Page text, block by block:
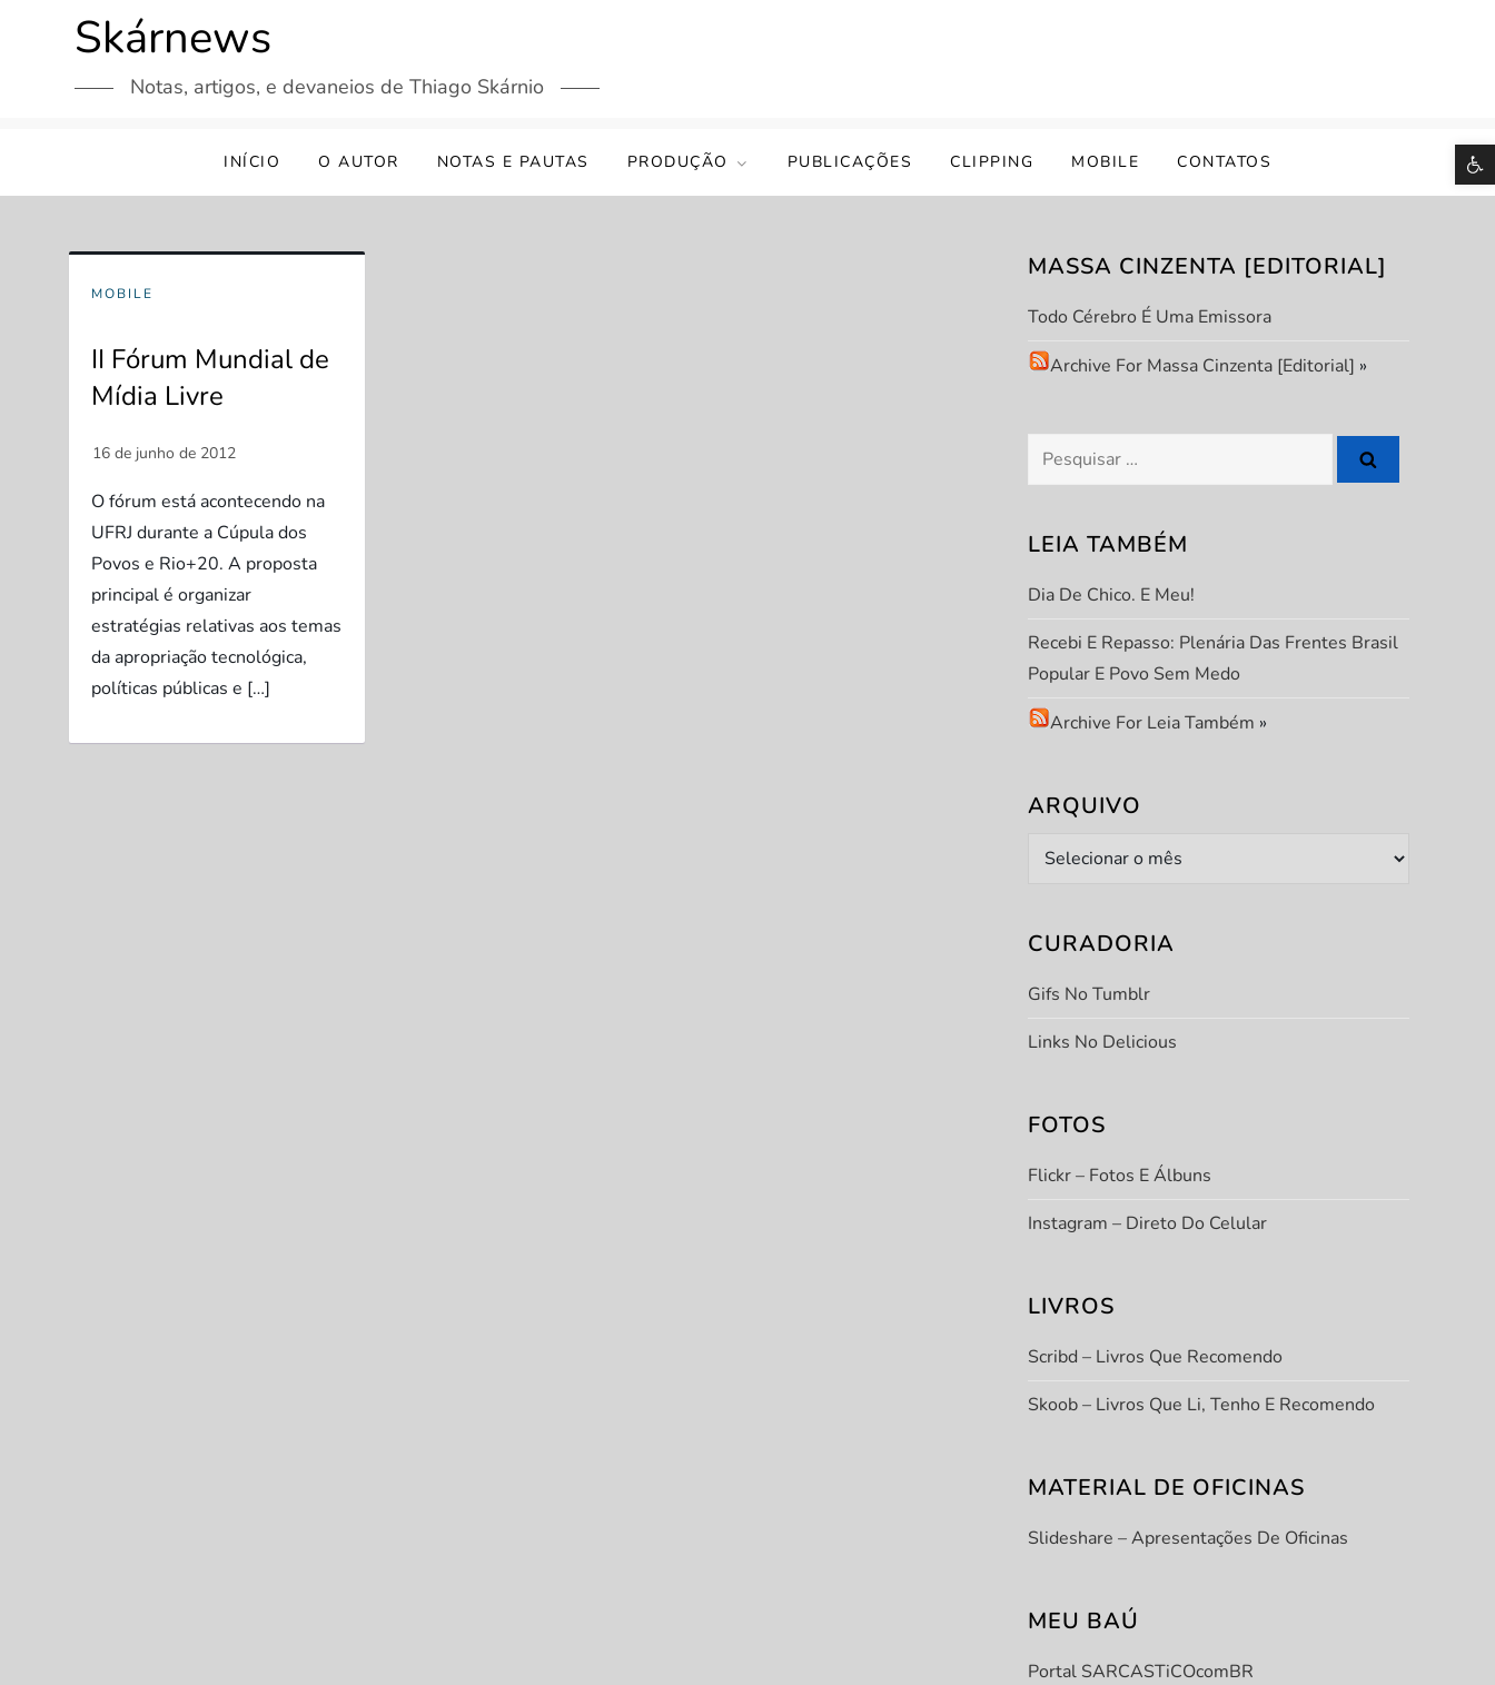
Skárnews
Notas, artigos, e devaneios de Thiago Skárnio
INÍCIO O AUTOR NOTAS E PAUTAS PRODUÇÃO PUBLICAÇÕES CLIPPING MOBILE CONTATOS
MOBILE
II Fórum Mundial de
Mídia Livre
O fórum está acontecendo na
UFRJ durante a Cúpula dos
Povos e Rio+20. A proposta
principal é organizar
estratégias relativas aos temas
da apropriação tecnológica,
políticas públicas e […]
MASSA CINZENTA [EDITORIAL]
Todo Cérebro É Uma Emissora
Archive For Massa Cinzenta [Editorial] »
Pesquisar
por:
LEIA TAMBÉM
Dia De Chico. E Meu!
Recebi E Repasso: Plenária Das Frentes Brasil
Popular E Povo Sem Medo
Archive For Leia Também »
ARQUIVO
Arquivo
CURADORIA
Gifs No Tumblr
Links No Delicious
FOTOS
Flickr – Fotos E Álbuns
Instagram – Direto Do Celular
LIVROS
Scribd – Livros Que Recomendo
Skoob – Livros Que Li, Tenho E Recomendo
MATERIAL DE OFICINAS
Slideshare – Apresentações De Oficinas
MEU BAÚ
Portal SARCASTiCOcomBR